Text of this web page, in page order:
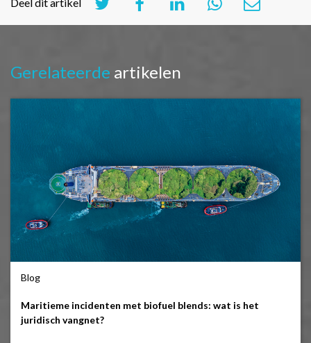
Gerelateerde artikelen
Blog
Maritieme incidenten met biofuel blends: wat is het
juridisch vangnet?